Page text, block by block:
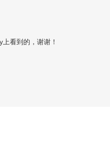
看到的，谢谢！